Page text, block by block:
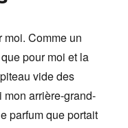
moi. Comme un
pour moi et la
vide des
mon arrière-grand-
parfum que portait